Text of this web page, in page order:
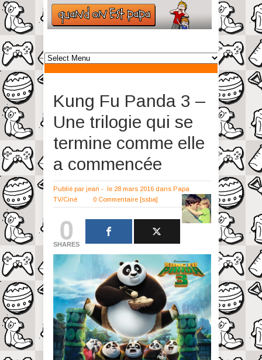
Kung Fu Panda 3 –
Une trilogie qui se
termine comme elle
a commencée
Publié par jean - le 28 mars 2016 dans Papa
TV/Ciné
0 Commentaire [ssba]
0
SHARES